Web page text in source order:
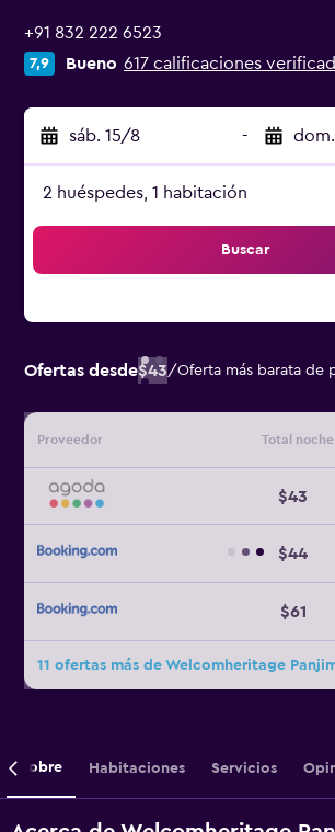
+91 832 222 6523
7,9 Bueno 617 calificaciones
sáb. 15/8 -
2 huéspedes, 1 habitación
Buscar
Ofertas desde$43/Oferta más barata de
Proveedor Total noche
$43
$44
$61
11 ofertas más de Welcomheritage
Sobre Habitaciones Servicios